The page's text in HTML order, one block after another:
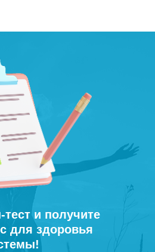
и получите
для здоровья